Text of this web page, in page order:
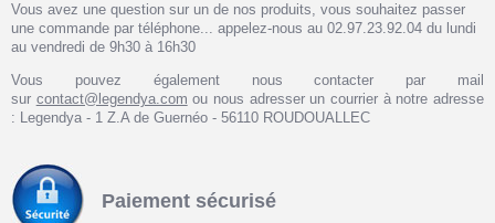
Vous avez une question sur un de nos produits, vous souhaitez passer
une commande par téléphone... appelez-nous au 02.97.23.92.04 du lundi
au vendredi de 9h30 à 16h30
Vous pouvez également nous contacter par mail
sur contact@legendya.com ou nous adresser un courrier à notre adresse
: Legendya - 1 Z.A de Guernéo - 56110 ROUDOUALLEC
Paiement sécurisé